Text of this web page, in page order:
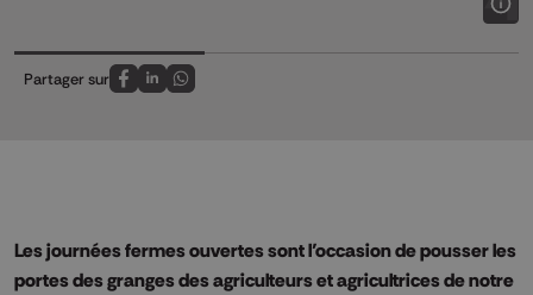
Partager sur
Partagez sur FaceBook
Partagez sur LinkedIn
Partagez sur Whatsapp
Les journées fermes ouvertes sont l’occasion de pousser les
portes des granges des agriculteurs et agricultrices de notre